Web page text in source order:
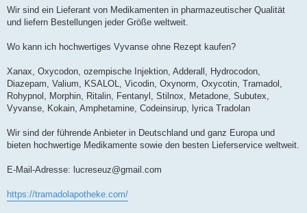
Wir sind ein Lieferant von Medikamenten in pharmazeutischer Qualität
und liefern Bestellungen jeder Größe weltweit.
Wo kann ich hochwertiges Vyvanse ohne Rezept kaufen?
Xanax, Oxycodon, ozempische Injektion, Adderall, Hydrocodon,
Diazepam, Valium, KSALOL, Vicodin, Oxynorm, Oxycotin, Tramadol,
Rohypnol, Morphin, Ritalin, Fentanyl, Stilnox, Metadone, Subutex,
Vyvanse, Kokain, Amphetamine, Codeinsirup, lyrica Tradolan
Wir sind der führende Anbieter in Deutschland und ganz Europa und
bieten hochwertige Medikamente sowie den besten Lieferservice weltweit.
E-Mail-Adresse: lucreseuz@gmail.com
https://tramadolapotheke.com/